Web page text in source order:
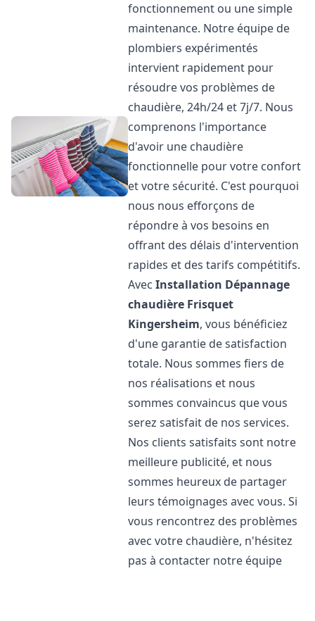
fonctionnement ou une simple
maintenance. Notre équipe de
plombiers expérimentés
intervient rapidement pour
résoudre vos problèmes de
chaudière, 24h/24 et 7j/7. Nous
comprenons l'importance
d'avoir une chaudière
fonctionnelle pour votre confort
et votre sécurité. C'est pourquoi
nous nous efforçons de
répondre à vos besoins en
offrant des délais d'intervention
rapides et des tarifs compétitifs.
AvecInstallation Dépannage
chaudière Frisquet
Kingersheim, vous bénéficiez
d'une garantie de satisfaction
totale. Nous sommes fiers de
nos réalisations et nous
sommes convaincus que vous
serez satisfait de nos services.
Nos clients satisfaits sont notre
meilleure publicité, et nous
sommes heureux de partager
leurs témoignages avec vous. Si
vous rencontrez des problèmes
avec votre chaudière, n'hésitez
pas à contacter notre équipe